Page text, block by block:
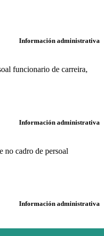
Información administrativa
funcionario de carreira,
Información administrativa
no cadro de persoal
Información administrativa